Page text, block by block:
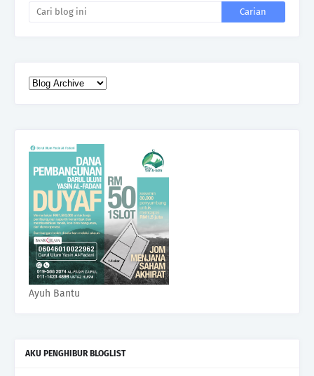
Ayuh Bantu
AKU PENGHIBUR BLOGLIST